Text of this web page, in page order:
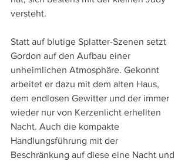
versteht.
Statt auf blutige Splatter-Szenen setzt
Gordon auf den Aufbau einer
unheimlichen Atmosphäre. Gekonnt
arbeitet er dazu mit dem alten Haus,
dem endlosen Gewitter und der immer
wieder nur von Kerzenlicht erhellten
Nacht. Auch die kompakte
Handlungsführung mit der
Beschränkung auf diese eine Nacht und